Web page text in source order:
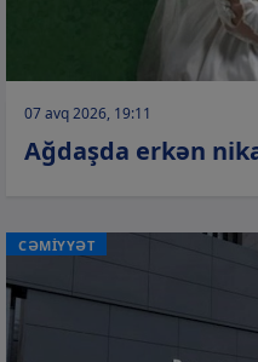
07 avq 2026, 19:11
Ağdaşda erkən
CƏMİYYƏT